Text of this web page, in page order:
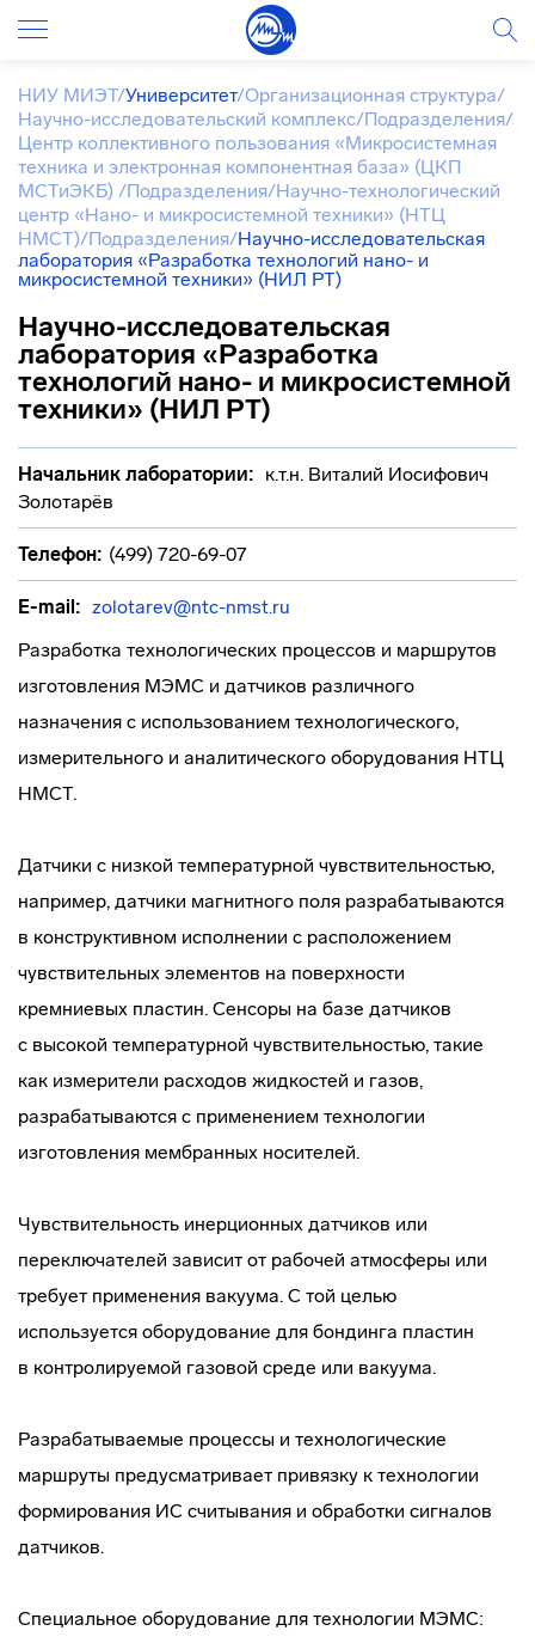
НИУ МИЭТ/Университет/Организационная структура/
Научно-исследовательский комплекс/Подразделения/
Центр коллективного пользования «Микросистемная
техника и электронная компонентная база» (ЦКП
МСТиЭКБ) /Подразделения/Научно-технологический
центр «Нано- и микросистемной техники» (НТЦ
НМСТ)/Подразделения/Научно-исследовательская
лаборатория «Разработка технологий нано- и
микросистемной техники» (НИЛ РТ)
Научно-исследовательская
лаборатория «Разработка
технологий нано- и микросистемной
техники» (НИЛ РТ)
Начальник лаборатории: к.т.н. Виталий Иосифович
Золотарёв
Телефон: (499) 720-69-07
E-mail: zolotarev@ntc-nmst.ru
Разработка технологических процессов и маршрутов
изготовления МЭМС и датчиков различного
назначения с использованием технологического,
измерительного и аналитического оборудования НТЦ
НМСТ.
Датчики с низкой температурной чувствительностью,
например, датчики магнитного поля разрабатываются
в конструктивном исполнении с расположением
чувствительных элементов на поверхности
кремниевых пластин. Сенсоры на базе датчиков
с высокой температурной чувствительностью, такие
как измерители расходов жидкостей и газов,
разрабатываются с применением технологии
изготовления мембранных носителей.
Чувствительность инерционных датчиков или
переключателей зависит от рабочей атмосферы или
требует применения вакуума. С той целью
используется оборудование для бондинга пластин
в контролируемой газовой среде или вакуума.
Разрабатываемые процессы и технологические
маршруты предусматривает привязку к технологии
формирования ИС считывания и обработки сигналов
датчиков.
Специальное оборудование для технологии МЭМС: